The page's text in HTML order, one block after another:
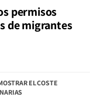
permisos
de migrantes
EL COSTE